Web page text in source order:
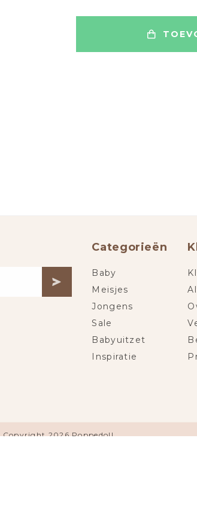
Categorieën
Baby
Meisjes
Jongens
Sale
Babyuitzet
Inspiratie
2026 Poppedoll